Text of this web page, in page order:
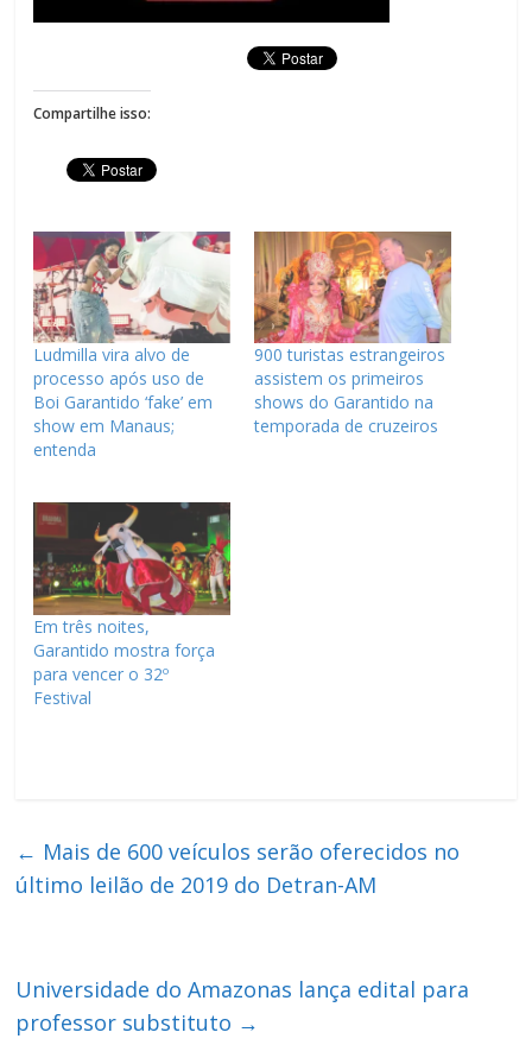
Compartilhe isso:
Ludmilla vira alvo de
processo após uso de
Boi Garantido ‘fake’ em
show em Manaus;
entenda
900 turistas estrangeiros
assistem os primeiros
shows do Garantido na
temporada de cruzeiros
Em três noites,
Garantido mostra força
para vencer o 32º
Festival
← Mais de 600 veículos serão oferecidos no
último leilão de 2019 do Detran-AM
Universidade do Amazonas lança edital para
professor substituto →